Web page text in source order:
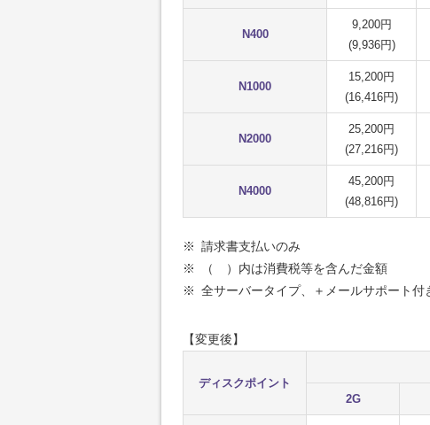
N400
9,200円
(9,936円)
N1000
15,200円
(16,416円)
N2000
25,200円
(27,216円)
N4000
45,200円
(48,816円)
※ 請求書支払いのみ
※
（ ）内は消費税等を含んだ金額
※ 全サーバータイプ、＋メールサポート付
【変更後】
ディスクポイント
2G